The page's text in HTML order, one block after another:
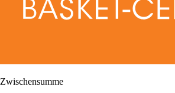
Zwischensumme